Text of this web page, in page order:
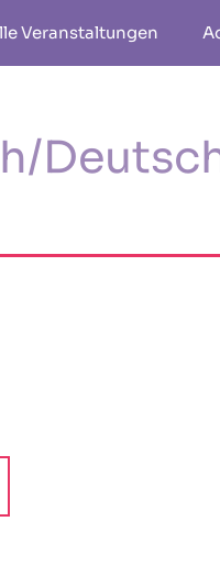
Veranstaltungen